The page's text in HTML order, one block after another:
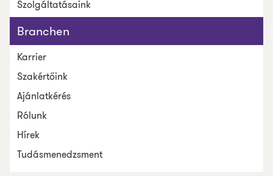
Szolgáltatásaink
Branchen
Karrier
Szakértőink
Ajánlatkérés
Rólunk
Hírek
Tudásmenedzsment